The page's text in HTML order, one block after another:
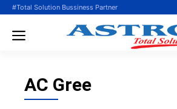
Langsung
#Total Solution Bussiness Partner
Menu
AC Gree